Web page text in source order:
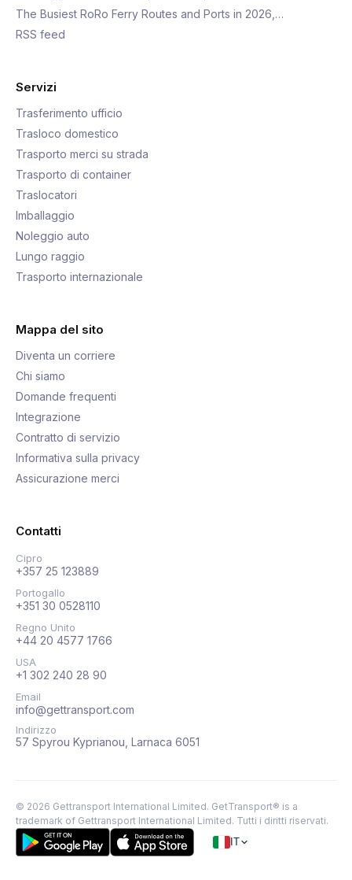
The Busiest RoRo Ferry Routes and Ports in 2026,…
RSS feed
Servizi
Trasferimento ufficio
Trasloco domestico
Trasporto merci su strada
Trasporto di container
Traslocatori
Imballaggio
Noleggio auto
Lungo raggio
Trasporto internazionale
Mappa del sito
Diventa un corriere
Chi siamo
Domande frequenti
Integrazione
Contratto di servizio
Informativa sulla privacy
Assicurazione merci
Contatti
Cipro
+357 25 123889
Portogallo
+351 30 0528110
Regno Unito
+44 20 4577 1766
USA
+1 302 240 28 90
Email
info@gettransport.com
Indirizzo
57 Spyrou Kyprianou, Larnaca 6051
© 2026 Gettransport International Limited. GetTransport® is a
trademark of Gettransport International Limited. Tutti i diritti riservati.
IT